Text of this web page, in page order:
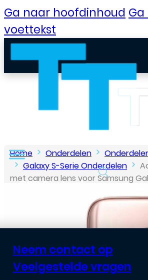
Ga naar hoofdinhoud
voettekst
B2B Portaal
Klantenservice
Neem contact op
Veelgestelde vragen
Home Onderdelen
Galaxy S-Serie Onderdelen
met camera lens voor Samsung